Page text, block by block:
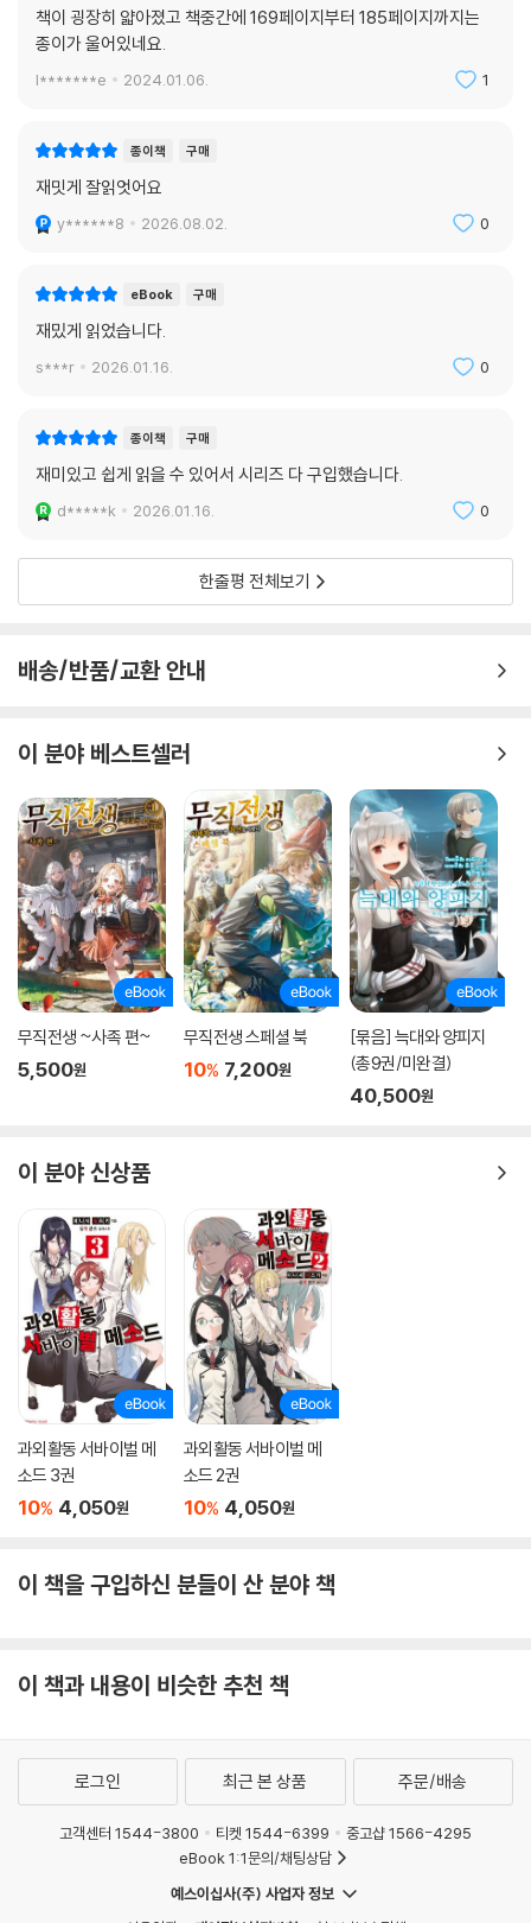
책이 굉장히 얇아졌고 책중간에 169페이지부터 185페이지까지는
종이가 울어있네요.
l*******e 2024.01.06. 1
종이책 구매
재밋게 잘읽엇어요
y******8 2026.08.02. 0
eBook 구매
재밌게 읽었습니다.
s***r 2026.01.16. 0
종이책 구매
재미있고 쉽게 읽을 수 있어서 시리즈 다 구입했습니다.
d*****k 2026.01.16. 0
한줄평 전체보기
배송/반품/교환 안내
이 분야 베스트셀러
무직전생 ~사족 편~
5,500원
무직전생 스페셜 북
10% 7,200원
[묶음] 늑대와 양피지
(총9권/미완결)
40,500원
이 분야 신상품
과외활동 서바이벌 메
소드 3권
10% 4,050원
과외활동 서바이벌 메
소드 2권
10% 4,050원
이 책을 구입하신 분들이 산 분야 책
이 책과 내용이 비슷한 추천 책
로그인 최근 본 상품 주문/배송
고객센터 1544-3800 티켓 1544-6399
중고샵 1566-4295
eBook 1:1문의/채팅상담
예스이십사(주) 사업자 정보